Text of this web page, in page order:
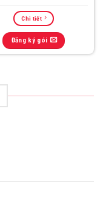
Chi tiết
Đăng ký gói